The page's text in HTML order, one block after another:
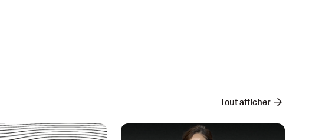
Tout afficher